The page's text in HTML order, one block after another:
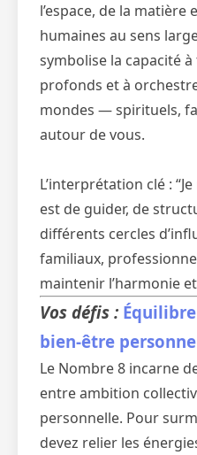
l’espace, de la matière
humaines au sens
symbolise la capacité
profonds et à
mondes — spirituels,
autour de vous.
L’interprétation clé :
est de guider, de
différents cercles
familiaux,
maintenir l’harmonie
Vos défis :
bien-être
Le Nombre 8 incarne
entre ambition
personnelle. Pour
devez relier les